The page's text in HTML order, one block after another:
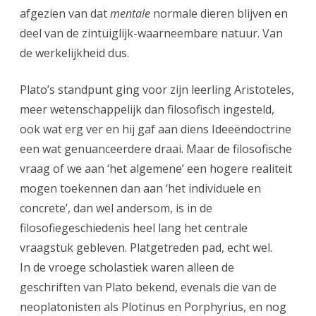
afgezien van datmentale normale dieren blijven en
deel van de zintuiglijk-waarneembare natuur. Van
de werkelijkheid dus.
Plato’s standpunt ging voor zijn leerling Aristoteles,
meer wetenschappelijk dan filosofisch ingesteld,
ook wat erg ver en hij gaf aan diens Ideeëndoctrine
een wat genuanceerdere draai. Maar de filosofische
vraag of we aan ‘het algemene’ een hogere realiteit
mogen toekennen dan aan ‘het individuele en
concrete’, dan wel andersom, is in de
filosofiegeschiedenis heel lang het centrale
vraagstuk gebleven. Platgetreden pad, echt wel.
In de vroege scholastiek waren alleen de
geschriften van Plato bekend, evenals die van de
neoplatonisten als Plotinus en Porphyrius, en nog